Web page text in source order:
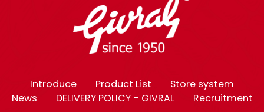
Introduce Product List
Store system
News
DELIVERY POLICY – GIVRAL Recruitment